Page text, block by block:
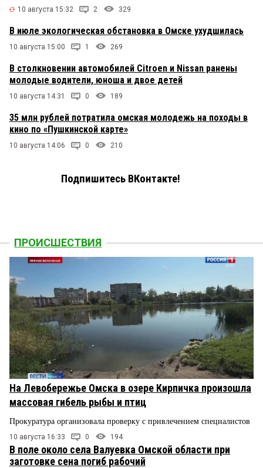
10 августа 15:32 2 329
В июле экологическая обстановка в Омске ухудшилась
10 августа 15:00 1 269
В столкновении автомобилей Citroen и Nissan ранены
молодые водители, юноша и двое детей
10 августа 14:31 0 189
35 млн рублей потратила омская молодежь на походы в
кино по «Пушкинской карте»
10 августа 14:06 0 210
Подпишитесь ВКонтакте!
ПРОИСШЕСТВИЯ
На Левобережье Омска в озере Кирпичка произошла
массовая гибель рыбы и птиц
Прокуратура организовала проверку с привлечением специалистов
10 августа 16:33 0 194
В поле около села Валуевка Омской области при
заготовке сена погиб рабочий